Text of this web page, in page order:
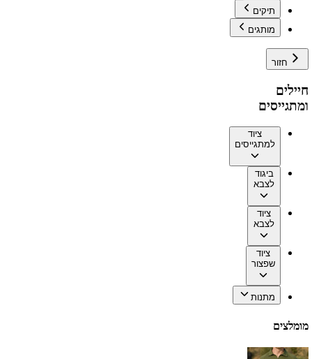
תיקים
מותגים
חזור
חיילים
ומתגייסים
ציוד
למתגייסים
ביגוד
לצבא
ציוד
לצבא
ציוד
שפצור
מתנות
מומלצים